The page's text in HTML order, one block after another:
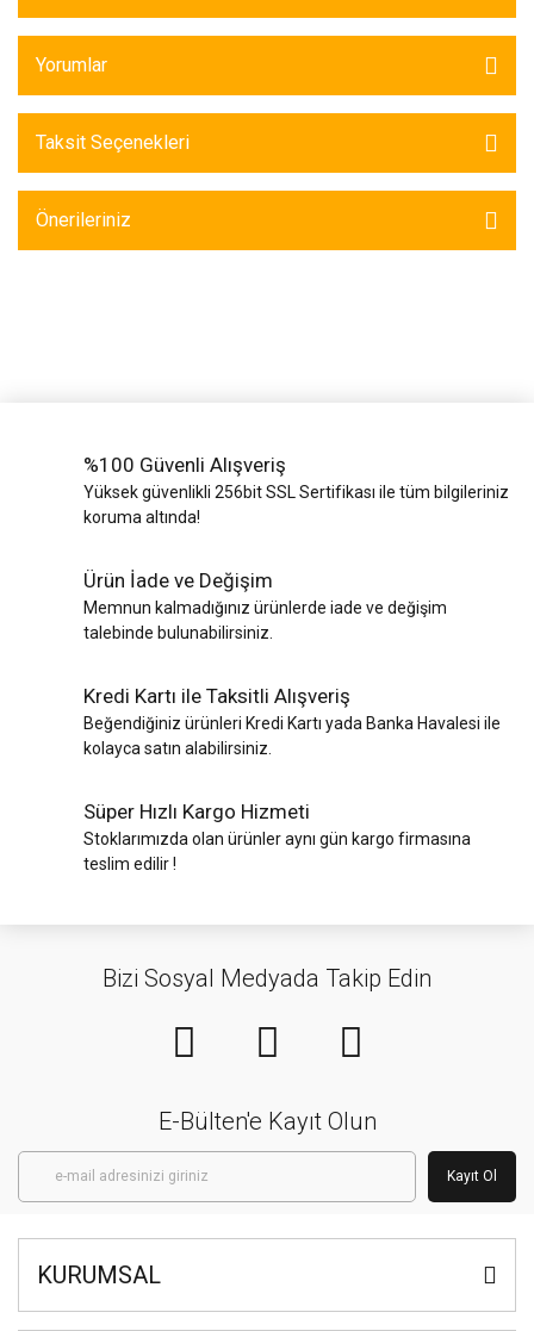
Yorumlar
Taksit Seçenekleri
Önerileriniz
%100 Güvenli Alışveriş
Yüksek güvenlikli 256bit SSL Sertifikası ile tüm bilgileriniz
koruma altında!
Ürün İade ve Değişim
Memnun kalmadığınız ürünlerde iade ve değişim
talebinde bulunabilirsiniz.
Kredi Kartı ile Taksitli Alışveriş
Beğendiğiniz ürünleri Kredi Kartı yada Banka Havalesi ile
kolayca satın alabilirsiniz.
Süper Hızlı Kargo Hizmeti
Stoklarımızda olan ürünler aynı gün kargo firmasına
teslim edilir !
Bizi Sosyal Medyada Takip Edin
E-Bülten'e Kayıt Olun
Kayıt Ol
KURUMSAL